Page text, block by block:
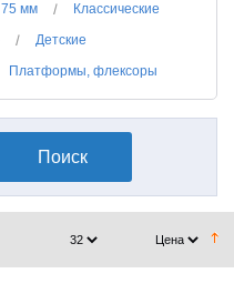
75 мм
Классические
Детские
Платформы, флексоры
Поиск